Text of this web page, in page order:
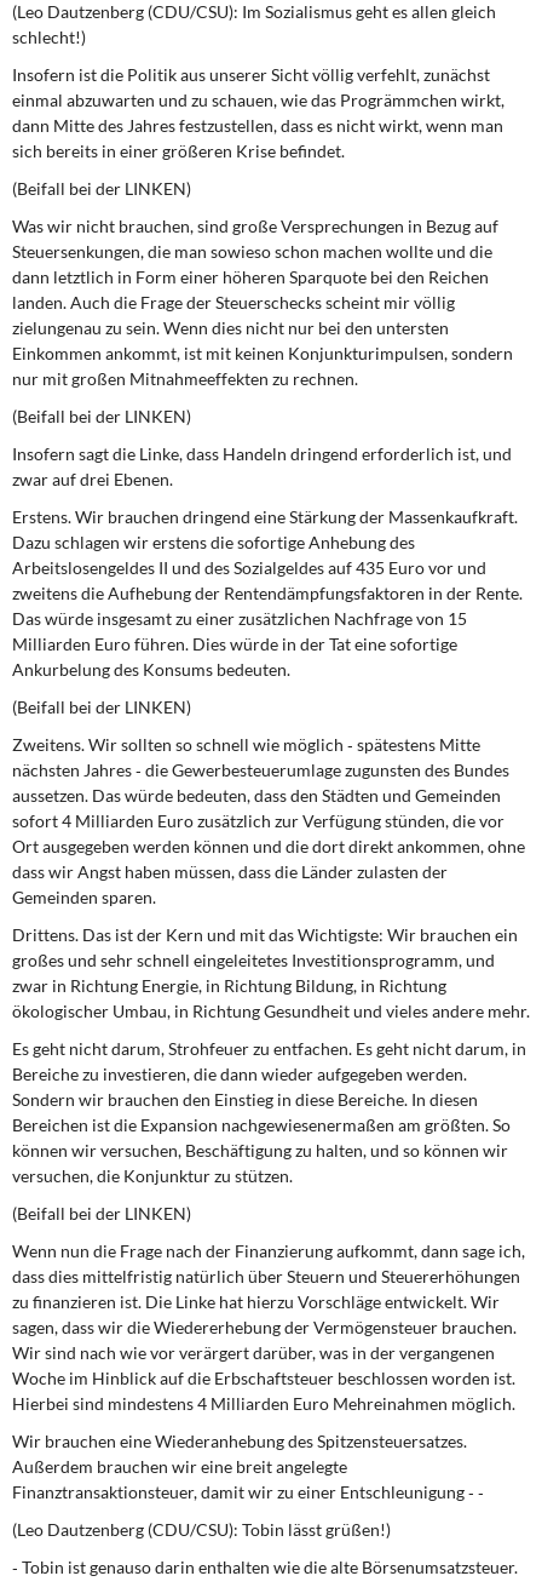
(Leo Dautzenberg (CDU/CSU): Im Sozialismus geht es allen gleich
schlecht!)
Insofern ist die Politik aus unserer Sicht völlig verfehlt, zunächst
einmal abzuwarten und zu schauen, wie das Progrämmchen wirkt,
dann Mitte des Jahres festzustellen, dass es nicht wirkt, wenn man
sich bereits in einer größeren Krise befindet.
(Beifall bei der LINKEN)
Was wir nicht brauchen, sind große Versprechungen in Bezug auf
Steuersenkungen, die man sowieso schon machen wollte und die
dann letztlich in Form einer höheren Sparquote bei den Reichen
landen. Auch die Frage der Steuerschecks scheint mir völlig
zielungenau zu sein. Wenn dies nicht nur bei den untersten
Einkommen ankommt, ist mit keinen Konjunkturimpulsen, sondern
nur mit großen Mitnahmeeffekten zu rechnen.
(Beifall bei der LINKEN)
Insofern sagt die Linke, dass Handeln dringend erforderlich ist, und
zwar auf drei Ebenen.
Erstens. Wir brauchen dringend eine Stärkung der Massenkaufkraft.
Dazu schlagen wir erstens die sofortige Anhebung des
Arbeitslosengeldes II und des Sozialgeldes auf 435 Euro vor und
zweitens die Aufhebung der Rentendämpfungsfaktoren in der Rente.
Das würde insgesamt zu einer zusätzlichen Nachfrage von 15
Milliarden Euro führen. Dies würde in der Tat eine sofortige
Ankurbelung des Konsums bedeuten.
(Beifall bei der LINKEN)
Zweitens. Wir sollten so schnell wie möglich ‑ spätestens Mitte
nächsten Jahres ‑ die Gewerbesteuerumlage zugunsten des Bundes
aussetzen. Das würde bedeuten, dass den Städten und Gemeinden
sofort 4 Milliarden Euro zusätzlich zur Verfügung stünden, die vor
Ort ausgegeben werden können und die dort direkt ankommen, ohne
dass wir Angst haben müssen, dass die Länder zulasten der
Gemeinden sparen.
Drittens. Das ist der Kern und mit das Wichtigste: Wir brauchen ein
großes und sehr schnell eingeleitetes Investitionsprogramm, und
zwar in Richtung Energie, in Richtung Bildung, in Richtung
ökologischer Umbau, in Richtung Gesundheit und vieles andere mehr.
Es geht nicht darum, Strohfeuer zu entfachen. Es geht nicht darum, in
Bereiche zu investieren, die dann wieder aufgegeben werden.
Sondern wir brauchen den Einstieg in diese Bereiche. In diesen
Bereichen ist die Expansion nachgewiesenermaßen am größten. So
können wir versuchen, Beschäftigung zu halten, und so können wir
versuchen, die Konjunktur zu stützen.
(Beifall bei der LINKEN)
Wenn nun die Frage nach der Finanzierung aufkommt, dann sage ich,
dass dies mittelfristig natürlich über Steuern und Steuererhöhungen
zu finanzieren ist. Die Linke hat hierzu Vorschläge entwickelt. Wir
sagen, dass wir die Wiedererhebung der Vermögensteuer brauchen.
Wir sind nach wie vor verärgert darüber, was in der vergangenen
Woche im Hinblick auf die Erbschaftsteuer beschlossen worden ist.
Hierbei sind mindestens 4 Milliarden Euro Mehreinahmen möglich.
Wir brauchen eine Wiederanhebung des Spitzensteuersatzes.
Außerdem brauchen wir eine breit angelegte
Finanztransaktionsteuer, damit wir zu einer Entschleunigung ‑ ‑
(Leo Dautzenberg (CDU/CSU): Tobin lässt grüßen!)
‑ Tobin ist genauso darin enthalten wie die alte Börsenumsatzsteuer.